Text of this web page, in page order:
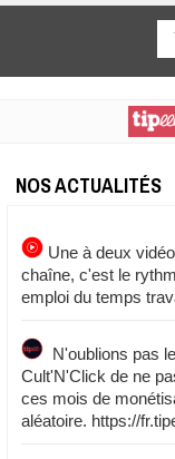
NOS ACTUALITÉS
Une à deux
chaîne, c'est le
emploi du temps
N'oublions pas
Cult'N'Click de ne
ces mois de
aléatoire. https://